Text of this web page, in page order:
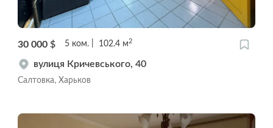
30 000 $ 5 ком. 102.4 м 2
вулиця Кричевського, 40
Салтовка, Харьков